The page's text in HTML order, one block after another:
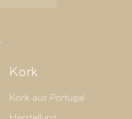
Kork
Kork aus Portugal